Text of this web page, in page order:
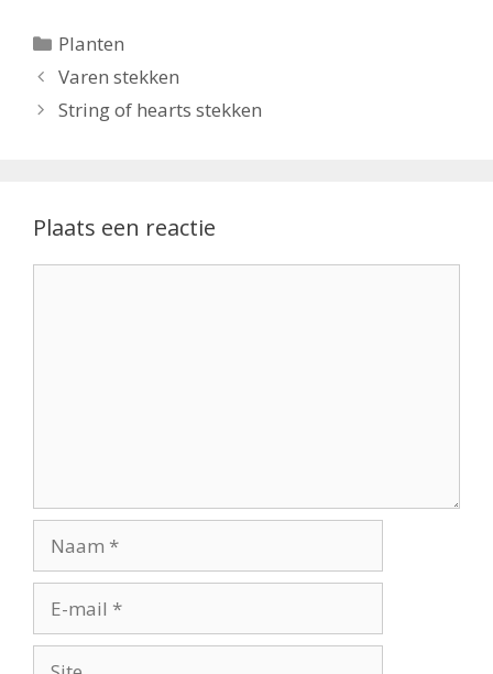
Categorieën
Planten
Varen stekken
String of hearts stekken
Plaats een reactie
mail